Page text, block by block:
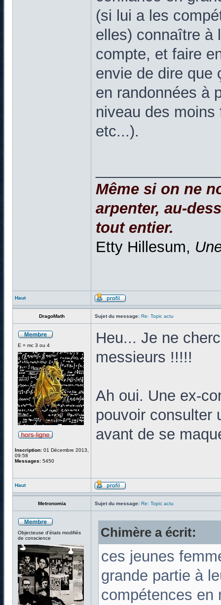
(si lui a les
elles) connaître à
compte, et faire
envie de dire que
en randonnées à
niveau des
etc...).
Même si on ne
arpenter, au-
tout entier.
Etty Hillesum,
Haut
DragoMath Sujet du message: Re: Topic actu
E = mc 3 ou 4
Inscription: 01 Décembre 2013,
09:58
Messages: 5450
Heu... Je ne
messieurs !!!!!
Ah oui. Une ex-
pouvoir consulter
avant de se
Haut
Metronomia Sujet du message: Re: Topic actu
Objecteuse d'états modifiés
de conscience
Chimère a écrit:
ces jeunes
grande partie à
compétences en